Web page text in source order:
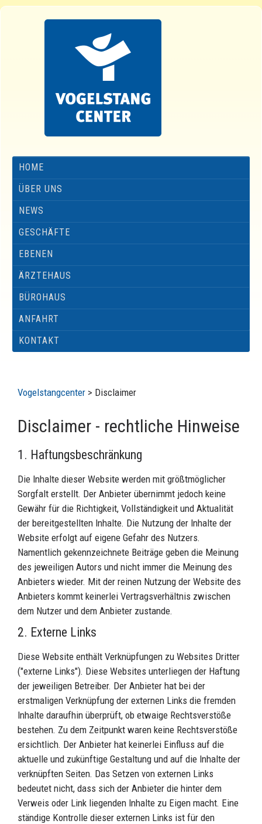
HOME
ÜBER UNS
NEWS
GESCHÄFTE
EBENEN
ÄRZTEHAUS
BÜROHAUS
ANFAHRT
KONTAKT
Vogelstangcenter > Disclaimer
Disclaimer - rechtliche Hinweise
1. Haftungsbeschränkung
Die Inhalte dieser Website werden mit größtmöglicher
Sorgfalt erstellt. Der Anbieter übernimmt jedoch keine
Gewähr für die Richtigkeit, Vollständigkeit und Aktualität
der bereitgestellten Inhalte. Die Nutzung der Inhalte der
Website erfolgt auf eigene Gefahr des Nutzers.
Namentlich gekennzeichnete Beiträge geben die Meinung
des jeweiligen Autors und nicht immer die Meinung des
Anbieters wieder. Mit der reinen Nutzung der Website des
Anbieters kommt keinerlei Vertragsverhältnis zwischen
dem Nutzer und dem Anbieter zustande.
2. Externe Links
Diese Website enthält Verknüpfungen zu Websites Dritter
("externe Links"). Diese Websites unterliegen der Haftung
der jeweiligen Betreiber. Der Anbieter hat bei der
erstmaligen Verknüpfung der externen Links die fremden
Inhalte daraufhin überprüft, ob etwaige Rechtsverstöße
bestehen. Zu dem Zeitpunkt waren keine Rechtsverstöße
ersichtlich. Der Anbieter hat keinerlei Einfluss auf die
aktuelle und zukünftige Gestaltung und auf die Inhalte der
verknüpften Seiten. Das Setzen von externen Links
bedeutet nicht, dass sich der Anbieter die hinter dem
Verweis oder Link liegenden Inhalte zu Eigen macht. Eine
ständige Kontrolle dieser externen Links ist für den